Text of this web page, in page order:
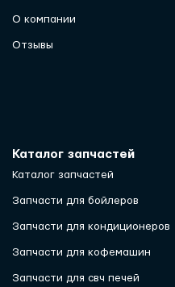
О компании
Отзывы
Каталог запчастей
Каталог запчастей
Запчасти для бойлеров
Запчасти для кондиционеров
Запчасти для кофемашин
Запчасти для свч печей